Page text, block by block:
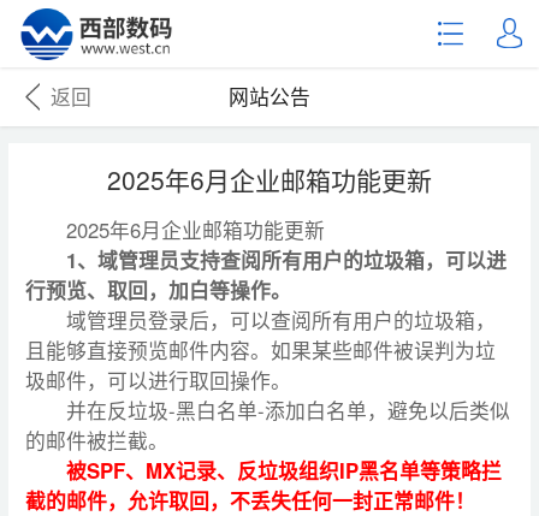
网站公告
返回
2025年6月企业邮箱功能更新
2025年6月企业邮箱功能更新
1、域管理员支持查阅所有用户的垃圾箱，可以进
行预览、取回，加白等操作。
域管理员登录后，可以查阅所有用户的垃圾箱，
且能够直接预览邮件内容。如果某些邮件被误判为垃
圾邮件，可以进行取回操作。
并在反垃圾-黑白名单-添加白名单，避免以后类似
的邮件被拦截。
被SPF、MX记录、反垃圾组织IP黑名单等策略拦
截的邮件，允许取回，不丢失任何一封正常邮件！